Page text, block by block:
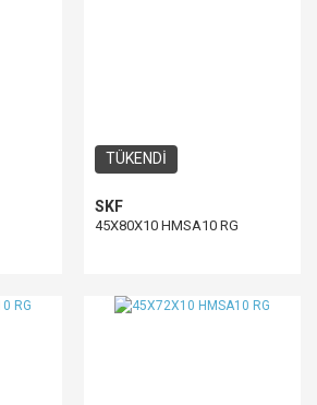
TÜKENDİ
SKF
45X80X10 HMSA10 RG